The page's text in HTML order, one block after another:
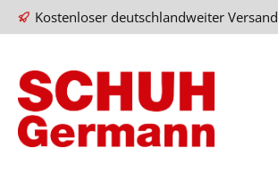
Kostenloser deutschlandweiter Versand